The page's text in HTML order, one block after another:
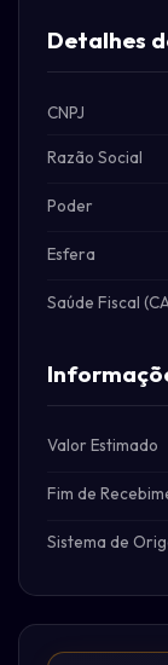
Detalhes
CNPJ
Razão Social
Poder
Esfera
Saúde Fiscal
Valor Estimado
Fim de
Sistema de